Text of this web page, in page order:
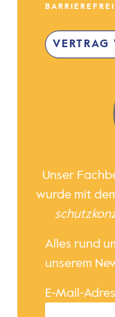
VERTRAG
Unser
wurde mit
Alles rund
unserem
E-Mail-